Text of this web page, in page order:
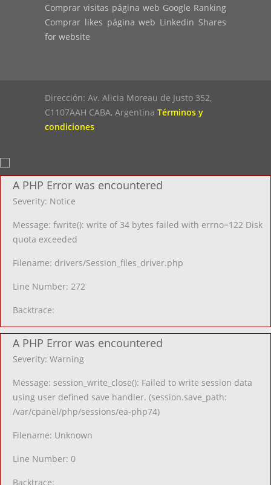
Comprar visitas página web Google Ranking
Comprar likes página web Linkedin Shares
for website
Dirección: Av. Alicia Moreau de Justo 352,
C1107AAH CABA, Argentina Términos y
condiciones
A PHP Error was encountered
Severity: Notice
Message: fwrite(): write of 34 bytes failed with errno=122 Disk
quota exceeded
Filename: drivers/Session_files_driver.php
Line Number: 272
Backtrace:
A PHP Error was encountered
Severity: Warning
Message: session_write_close(): Failed to write session data
using user defined save handler. (session.save_path:
/var/cpanel/php/sessions/ea-php74)
Filename: Unknown
Line Number: 0
Backtrace: